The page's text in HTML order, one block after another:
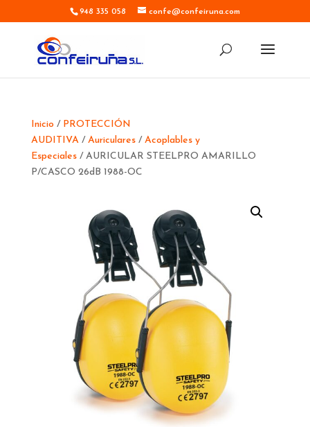
948 335 058 confe@confeiruna.com
Inicio / PROTECCIÓN
AUDITIVA/ Auriculares/ Acoplables y
Especiales/ AURICULAR STEELPRO AMARILLO
P/CASCO 26dB 1988-OC